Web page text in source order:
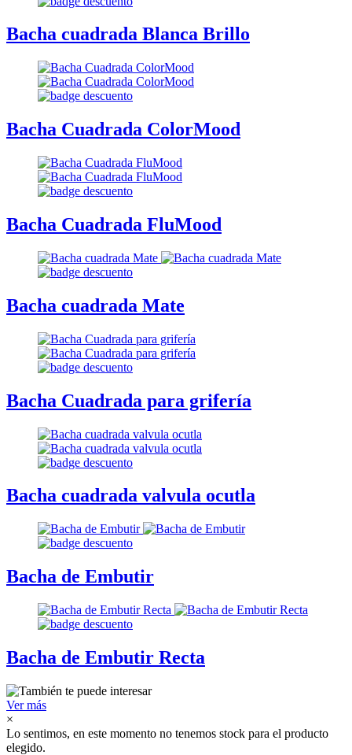
Bacha cuadrada Blanca Brillo
Bacha Cuadrada ColorMood
Bacha Cuadrada FluMood
Bacha cuadrada Mate
Bacha Cuadrada para grifería
Bacha cuadrada valvula ocutla
Bacha de Embutir
Bacha de Embutir Recta
Ver más
×
Lo sentimos, en este momento no tenemos stock para el producto
elegido.